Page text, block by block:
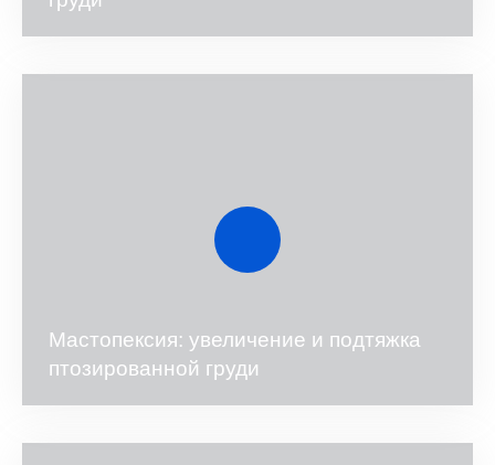
Мастопексия: увеличение и подтяжка
птозированной груди